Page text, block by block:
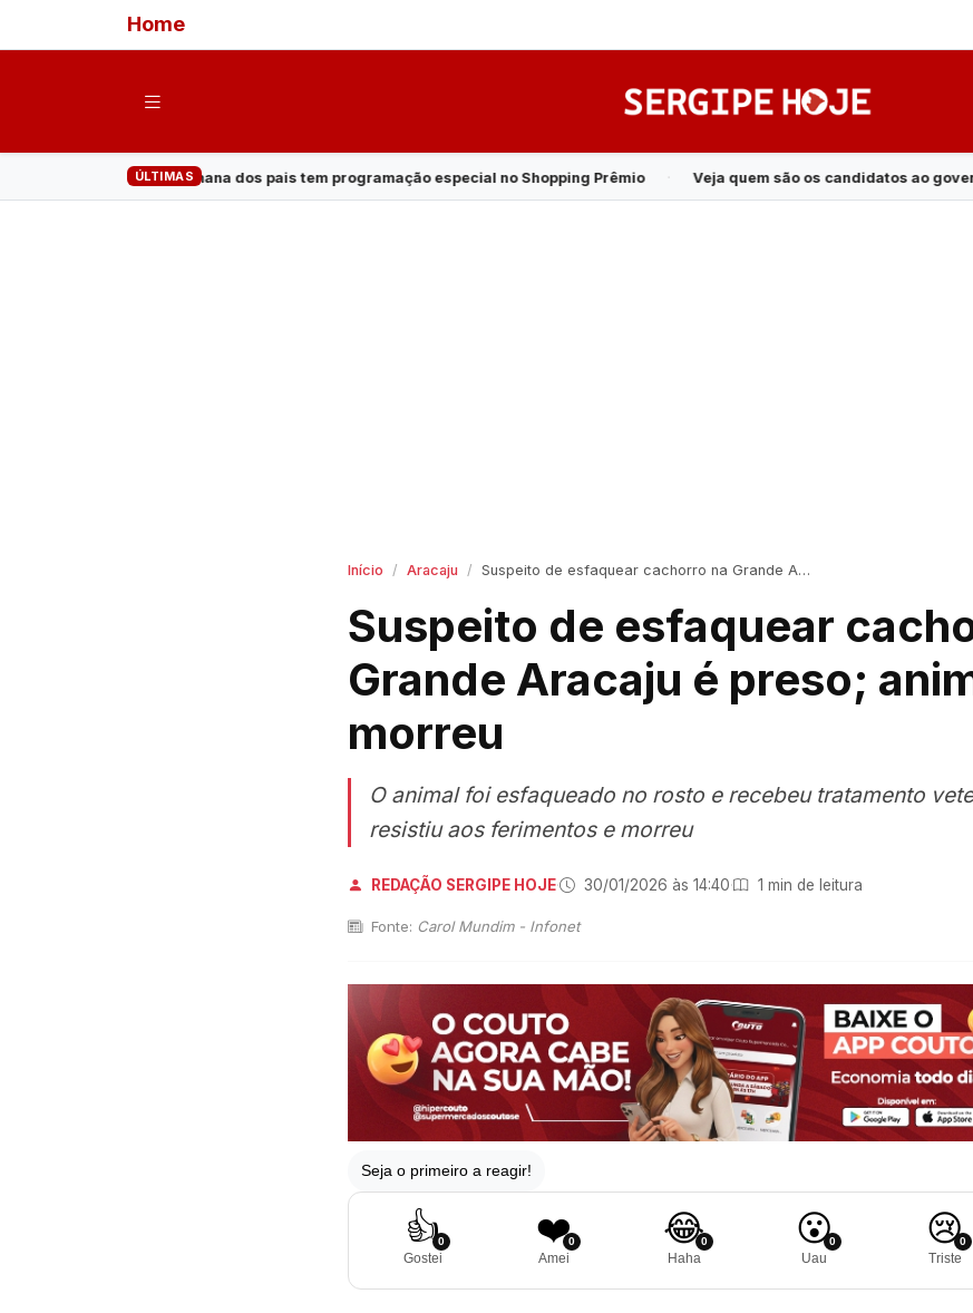
Home
ÚLTIMAS
semana dos pais tem programação especial no Shopping Prêmio · Veja quem são os candidatos ao governo de Sergipe em
Início Aracaju Suspeito de esfaquear cachorro na Grande Aracaju é preso; animal morreu
Suspeito de esfaquear
Grande Aracaju é preso;
morreu
O animal foi esfaqueado no rosto e recebeu tratamento
resistiu aos ferimentos e morreu
REDAÇÃO SERGIPE HOJE· 30/01/2026 às 14:40· 1 min de leitura
Fonte: Carol Mundim - Infonet
Seja o primeiro a reagir!
👍0
Gostei
❤️0
Amei
😂0
Haha
😮0
Uau
😢0
Triste